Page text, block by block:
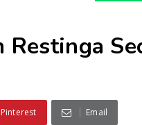
Restinga
Pinterest Email